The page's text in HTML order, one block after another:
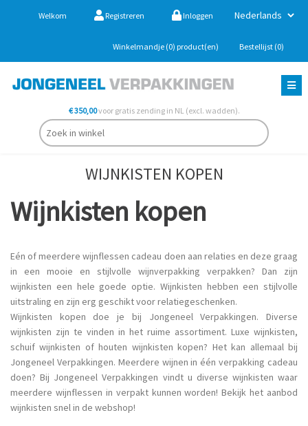
Welkom Registreren Inloggen
Winkelmandje (0) product(en) Bestellijst (0)
€ 350,00voor gratis zending in NL (excl. wadden).
WIJNKISTEN KOPEN
Wijnkisten kopen
Eén of meerdere wijnflessen cadeau doen aan relaties en deze graag
in een mooie en stijlvolle wijnverpakking verpakken? Dan zijn
wijnkisten een hele goede optie. Wijnkisten hebben een stijlvolle
uitstraling en zijn erg geschikt voor relatiegeschenken.
Wijnkisten kopen doe je bij Jongeneel Verpakkingen. Diverse
wijnkisten zijn te vinden in het ruime assortiment. Luxe wijnkisten,
schuif wijnkisten of houten wijnkisten kopen? Het kan allemaal bij
Jongeneel Verpakkingen. Meerdere wijnen in één verpakking cadeau
doen? Bij Jongeneel Verpakkingen vindt u diverse wijnkisten waar
meerdere wijnflessen in verpakt kunnen worden! Bekijk het aanbod
wijnkisten snel in de webshop!